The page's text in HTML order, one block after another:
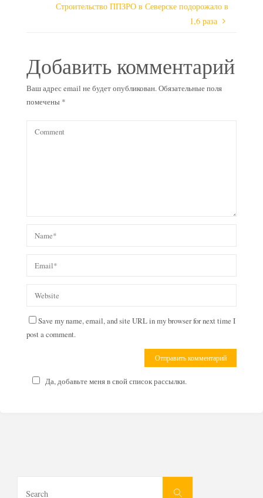
Строительство ППЗРО в Северске подорожало в
1,6 раза
Добавить комментарий
Ваш адрес email не будет опубликован.Обязательные поля
помечены *
Save my name, email, and site URL in my browser for next time I
post a comment.
Да, добавьте меня в свой список рассылки.
Search